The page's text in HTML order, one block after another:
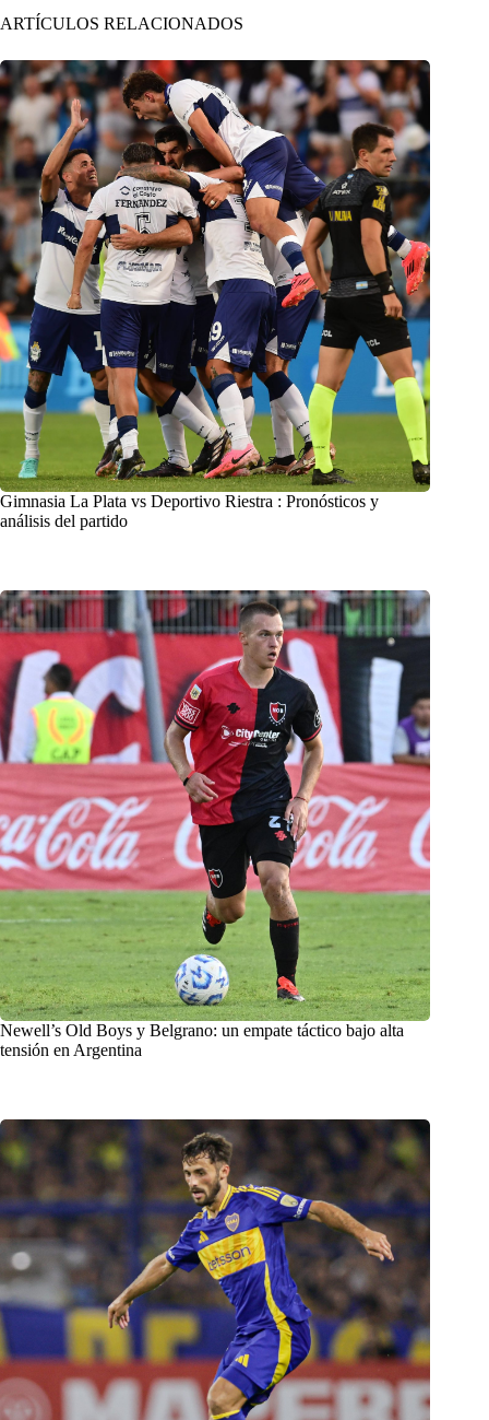
ARTÍCULOS RELACIONADOS
Gimnasia La Plata vs Deportivo Riestra : Pronósticos y
análisis del partido
Newell’s Old Boys y Belgrano: un empate táctico bajo alta
tensión en Argentina